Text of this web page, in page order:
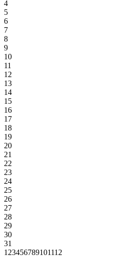
4
5
6
7
8
9
10
11
12
13
14
15
16
17
18
19
20
21
22
23
24
25
26
27
28
29
30
31
1 23456789101112